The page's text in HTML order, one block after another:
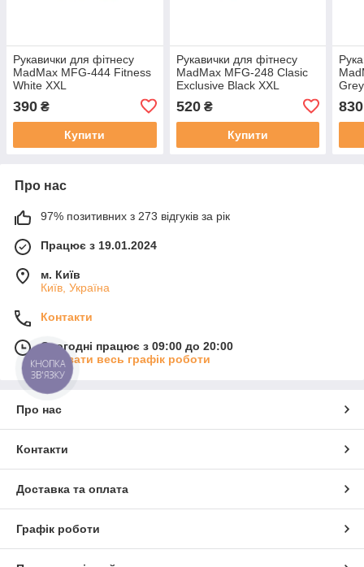
Рукавички для фітнесу
MadMax MFG-444 Fitness
White XXL
390 ₴
Купити
Рукавички для фітнесу
MadMax MFG-248 Clasic
Exclusive Black XXL
520₴
Купити
830
Про нас
97% позитивних з 273 відгуків за рік
Працює з 19.01.2024
м. Київ
Київ, Україна
Контакти
Сьогодні працює з 09:00 до 20:00
Показати весь графік роботи
Про нас
Контакти
Доставка та оплата
Графік роботи
КНОПКА
ЗВ'ЯЗКУ